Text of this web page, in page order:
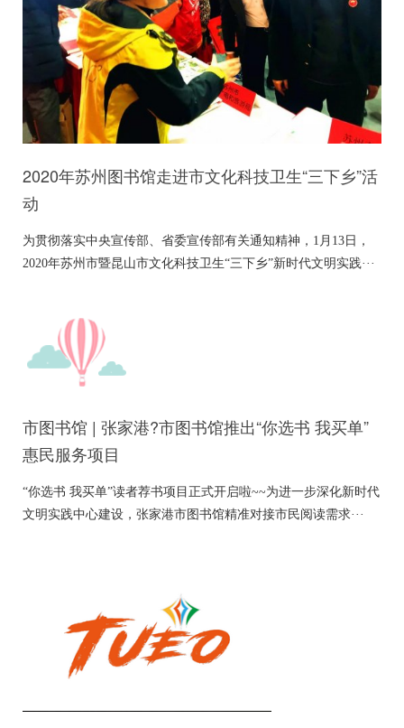
2020年苏州图书馆走进市文化科技卫生“三下乡”活
动
为贯彻落实中央宣传部、省委宣传部有关通知精神，1月13日，
2020年苏州市暨昆山市文化科技卫生“三下乡”新时代文明实践···
市图书馆 | 张家港?市图书馆推出“你选书 我买单”
惠民服务项目
“你选书 我买单”读者荐书项目正式开启啦~~为进一步深化新时代
文明实践中心建设，张家港市图书馆精准对接市民阅读需求···